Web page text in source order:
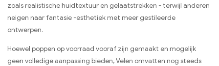
zoals realistische huidtextuur en gelaatstrekken - terwijl anderen
neigen naar fantasie -esthetiek met meer gestileerde
ontwerpen.
Hoewel poppen op voorraad vooraf zijn gemaakt en mogelijk
geen volledige aanpassing bieden, Velen omvatten nog steeds